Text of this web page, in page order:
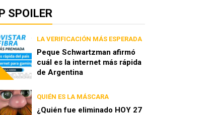
SPOILER
LA VERIFICACIÓN MÁS ESPERADA
Peque Schwartzman afirmó
cuál es la internet más rápida
de Argentina
QUIÉN ES LA MÁSCARA
¿Quién fue eliminado HOY 27